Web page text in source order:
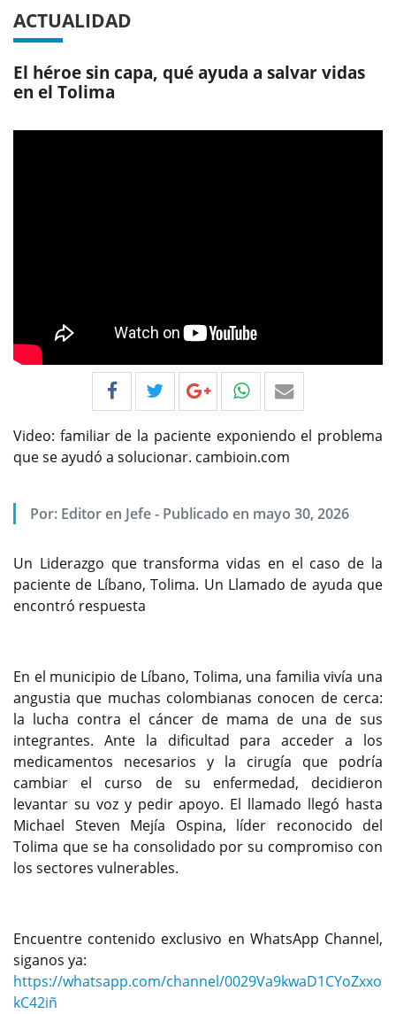
ACTUALIDAD
El héroe sin capa, qué ayuda a salvar vidas
en el Tolima
Video: familiar de la paciente exponiendo el problema
que se ayudó a solucionar. cambioin.com
Por: Editor en Jefe- Publicado en mayo 30, 2026
Un Liderazgo que transforma vidas en el caso de la
paciente de Líbano, Tolima. Un Llamado de ayuda que
encontró respuesta
En el municipio de Líbano, Tolima, una familia vivía una
angustia que muchas colombianas conocen de cerca:
la lucha contra el cáncer de mama de una de sus
integrantes. Ante la dificultad para acceder a los
medicamentos necesarios y la cirugía que podría
cambiar el curso de su enfermedad, decidieron
levantar su voz y pedir apoyo. El llamado llegó hasta
Michael Steven Mejía Ospina, líder reconocido del
Tolima que se ha consolidado por su compromiso con
los sectores vulnerables.
Encuentre contenido exclusivo en WhatsApp Channel,
siganos ya:
https://whatsapp.com/channel/0029Va9kwaD1CYoZxxo
kC42iñ